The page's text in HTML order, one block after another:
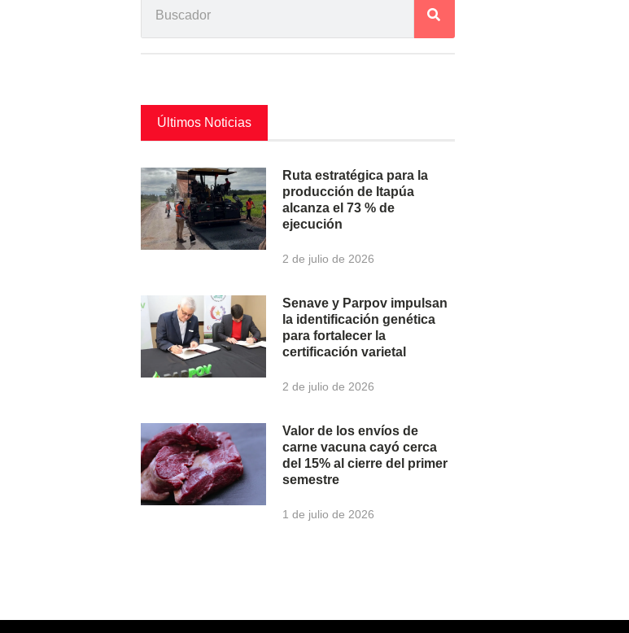
Últimos Noticias
Ruta estratégica para la
producción de Itapúa
alcanza el 73 % de
ejecución
2 de julio de 2026
Senave y Parpov impulsan
la identificación genética
para fortalecer la
certificación varietal
2 de julio de 2026
Valor de los envíos de
carne vacuna cayó cerca
del 15% al cierre del primer
semestre
1 de julio de 2026